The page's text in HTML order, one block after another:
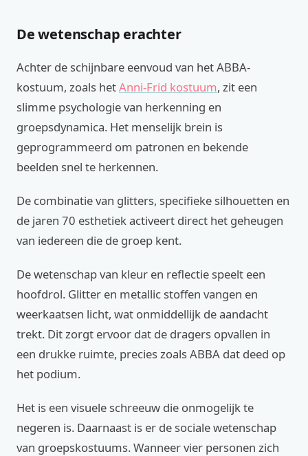
De wetenschap erachter
Achter de schijnbare eenvoud van het ABBA-
kostuum, zoals hetAnni-Frid kostuum, zit een
slimme psychologie van herkenning en
groepsdynamica. Het menselijk brein is
geprogrammeerd om patronen en bekende
beelden snel te herkennen.
De combinatie van glitters, specifieke silhouetten en
de jaren 70 esthetiek activeert direct het geheugen
van iedereen die de groep kent.
De wetenschap van kleur en reflectie speelt een
hoofdrol. Glitter en metallic stoffen vangen en
weerkaatsen licht, wat onmiddellijk de aandacht
trekt. Dit zorgt ervoor dat de dragers opvallen in
een drukke ruimte, precies zoals ABBA dat deed op
het podium.
Het is een visuele schreeuw die onmogelijk te
negeren is. Daarnaast is er de sociale wetenschap
van groepskostuums. Wanneer vier personen zich